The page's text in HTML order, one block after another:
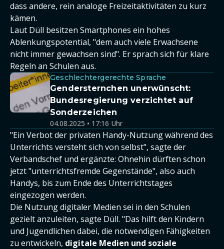
dass andere, rein analoge Freizeitaktivitäten zu kurz
kämen.
Laut Düll besitzen Smartphones ein hohes
Ablenkungspotential, "dem auch viele Erwachsene
nicht immer gewachsen sind". Er sprach sich für klare
Regeln an Schulen aus.
Geschlechtergerechte Sprache
Gendersternchen unerwünscht:
Bundesregierung verzichtet auf
Sonderzeichen
04.08.2025 • 17:16 Uhr
"Ein Verbot der privaten Handy-Nutzung während des
Unterrichts versteht sich von selbst", sagte der
Verbandschef und ergänzte: Ohnehin dürften schon
jetzt "unterrichtsfremde Gegenstände", also auch
Handys, bis zum Ende des Unterrichtstages
eingezogen werden.
Die Nutzung digitaler Medien sei in den Schulen
gezielt anzuleiten, sagte Düll. "Das hilft den Kindern
und Jugendlichen dabei, die notwendigen Fähigkeiten
zu entwickeln, digitale Medien und soziale